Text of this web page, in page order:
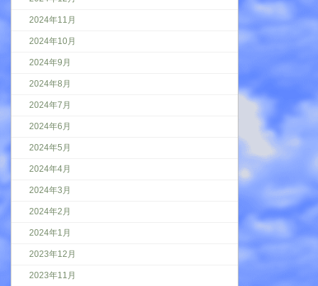
2024年11月
2024年10月
2024年9月
2024年8月
2024年7月
2024年6月
2024年5月
2024年4月
2024年3月
2024年2月
2024年1月
2023年12月
2023年11月